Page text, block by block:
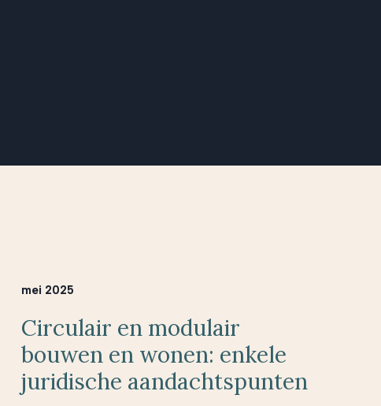
mei 2025
Circulair en modulair
bouwen en wonen: enkele
juridische aandachtspunten